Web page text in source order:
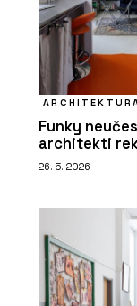
Funky
architekti
26. 5. 2026